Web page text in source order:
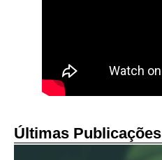
Últimas Publicações